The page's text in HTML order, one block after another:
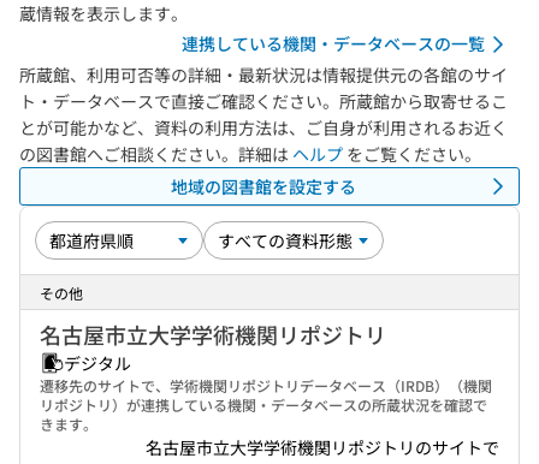
蔵情報を表示します。
連携している機関・データベースの一覧
所蔵館、利用可否等の詳細・最新状況は情報提供元の各館のサイ
ト・データベースで直接ご確認ください。所蔵館から取寄せるこ
とが可能かなど、資料の利用方法は、ご自身が利用されるお近く
の図書館へご相談ください。詳細は ヘルプ をご覧ください。
地域の図書館を設定する
その他
名古屋市立大学学術機関リポジトリ
デジタル
遷移先のサイトで、学術機関リポジトリデータベース（IRDB）（機関
リポジトリ）が連携している機関・データベースの所蔵状況を確認で
きます。
名古屋市立大学学術機関リポジトリのサイトで